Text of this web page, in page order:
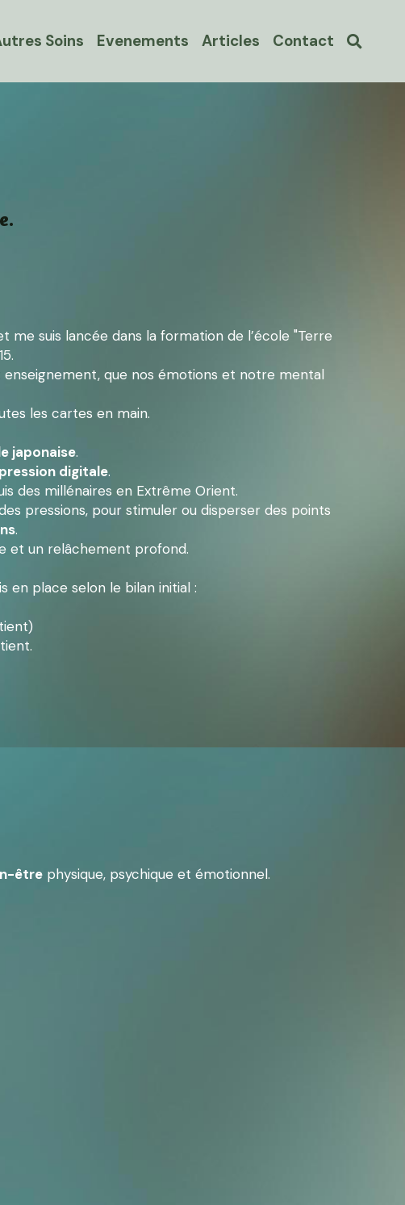
Soins Evenements Articles Contact
me suis lancée dans la formation de l’école "Terre
enseignement, que nos émotions et notre mental
les cartes en main.
japonaise.
pression digitale.
des millénaires en Extrême Orient.
pressions, pour stimuler ou disperser des points
.
et un relâchement profond.
en place selon le bilan initial :
être physique, psychique et émotionnel.